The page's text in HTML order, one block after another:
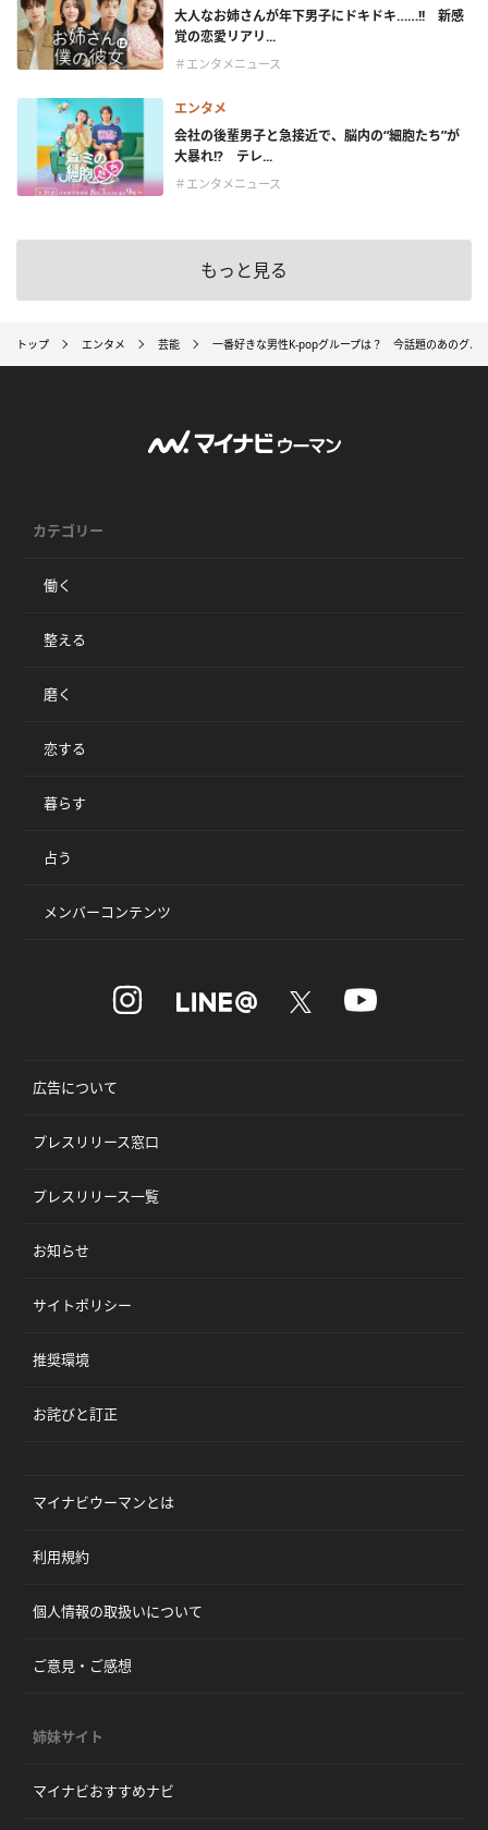
大人なお姉さんが年下男子にドキドキ……!! 新感
覚の恋愛リアリ...
＃エンタメニュース
エンタメ
会社の後輩男子と急接近で、脳内の“細胞たち”が
大暴れ!? テレ...
＃エンタメニュース
もっと見る
トップ エンタメ 芸能 一番好きな男性K-popグループは？ 今話題のあのグル
カテゴリー
働く
整える
磨く
恋する
暮らす
占う
メンバーコンテンツ
広告について
プレスリリース窓口
プレスリリース一覧
お知らせ
サイトポリシー
推奨環境
お詫びと訂正
マイナビウーマンとは
利用規約
個人情報の取扱いについて
ご意見・ご感想
姉妹サイト
マイナビおすすめナビ